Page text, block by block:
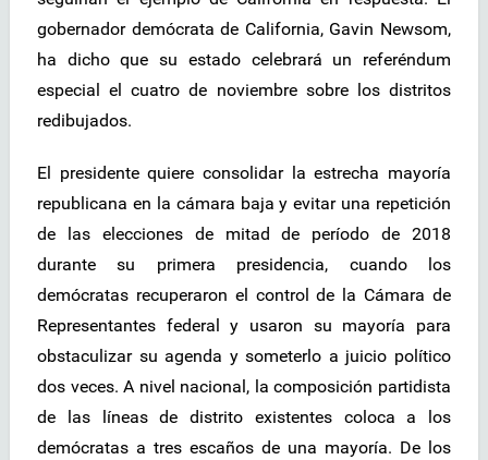
gobernador demócrata de California, Gavin Newsom,
ha dicho que su estado celebrará un referéndum
especial el cuatro de noviembre sobre los distritos
redibujados.
El presidente quiere consolidar la estrecha mayoría
republicana en la cámara baja y evitar una repetición
de las elecciones de mitad de período de 2018
durante su primera presidencia, cuando los
demócratas recuperaron el control de la Cámara de
Representantes federal y usaron su mayoría para
obstaculizar su agenda y someterlo a juicio político
dos veces. A nivel nacional, la composición partidista
de las líneas de distrito existentes coloca a los
demócratas a tres escaños de una mayoría. De los